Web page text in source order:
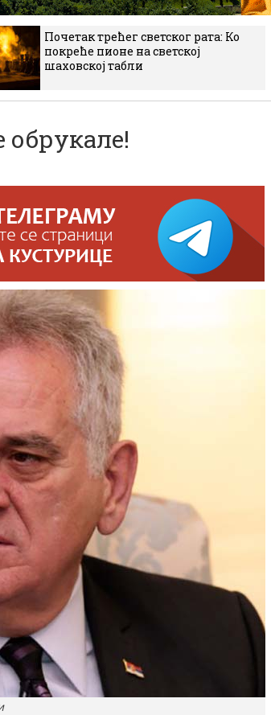
Почетак трећег светског рата: Ко
покреће пионе на светској
шаховској табли